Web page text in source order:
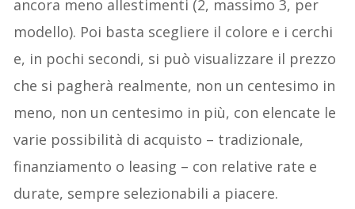
ancora meno allestimenti (2, massimo 3, per
modello). Poi basta scegliere il colore e i cerchi
e, in pochi secondi, si può visualizzare il prezzo
che si pagherà realmente, non un centesimo in
meno, non un centesimo in più, con elencate le
varie possibilità di acquisto – tradizionale,
finanziamento o leasing – con relative rate e
durate, sempre selezionabili a piacere.